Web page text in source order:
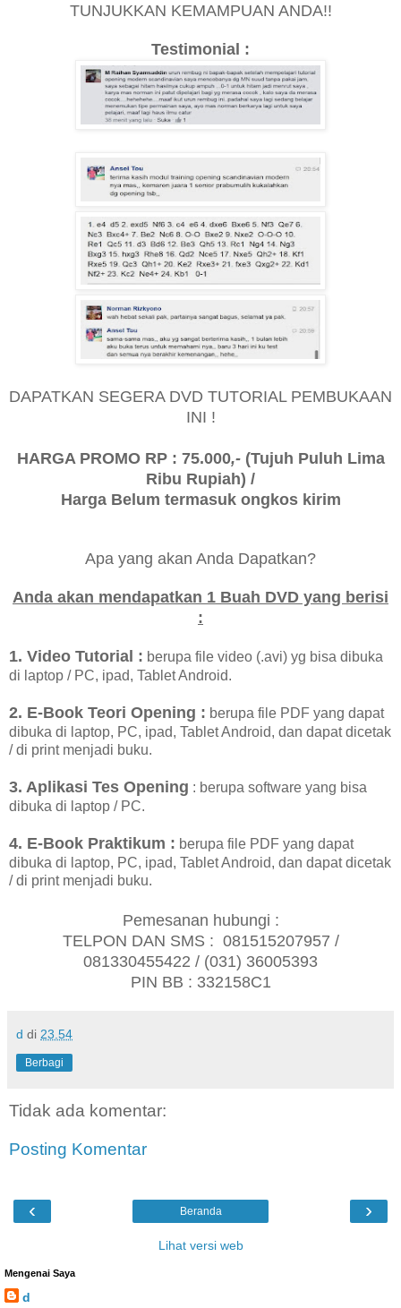
TUNJUKKAN KEMAMPUAN ANDA!!
Testimonial :
DAPATKAN SEGERA DVD TUTORIAL PEMBUKAAN
INI !
HARGA PROMO RP : 75.000,-(Tujuh Puluh Lima
Ribu Rupiah) /
Harga Belum termasuk ongkos kirim
Apa yang akan Anda Dapatkan?
Anda akan mendapatkan 1 Buah DVD yang berisi
:
1. Video Tutorial : berupa file video (.avi) yg bisa dibuka
di laptop / PC, ipad, Tablet Android.
2. E-Book Teori Opening : berupa file PDF yang dapat
dibuka di laptop, PC, ipad, Tablet Android, dan dapat dicetak
/ di print menjadi buku.
3. Aplikasi Tes Opening : berupa software yang bisa
dibuka di laptop / PC.
4. E-Book Praktikum : berupa file PDF yang dapat
dibuka di laptop, PC, ipad, Tablet Android, dan dapat dicetak
/ di print menjadi buku.
Pemesanan hubungi :
TELPON DAN SMS : 081515207957 /
081330455422 / (031) 36005393
PIN BB : 332158C1
d di 23.54
Berbagi
Tidak ada komentar:
Posting Komentar
‹ ›
Beranda
Lihat versi web
Mengenai Saya
d